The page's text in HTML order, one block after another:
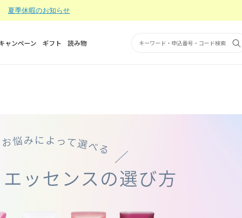
夏季休暇のお知らせ
ャンペーン ギフト 読み物